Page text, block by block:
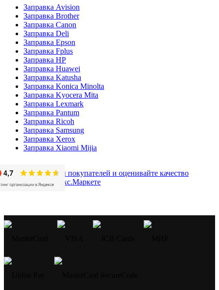
Заправка Avision
Заправка Brother
Заправка Canon
Заправка Deli
Заправка Epson
Заправка Fplus
Заправка HP
Заправка Huawei
Заправка Katusha
Заправка Konica Minolta
Заправка Kyocera Mita
Заправка Lexmark
Заправка Pantum
Заправка Ricoh
Заправка Samsung
Заправка Xerox
Заправка Xiaomi Mijia